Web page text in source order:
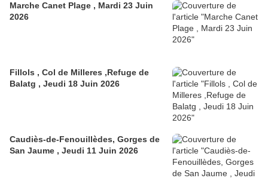
Marche Canet Plage , Mardi 23 Juin
2026
Fillols , Col de Milleres ,Refuge de
Balatg , Jeudi 18 Juin 2026
Caudiès-de-Fenouillèdes, Gorges de
San Jaume , Jeudi 11 Juin 2026